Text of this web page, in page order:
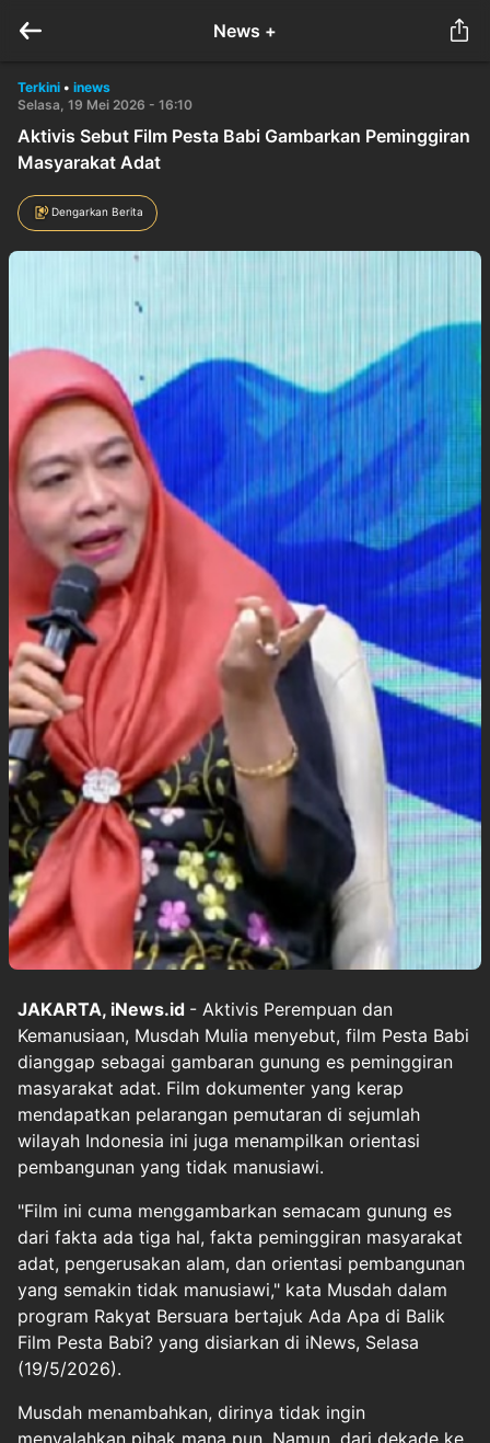
News +
Terkini • inews
Selasa, 19 Mei 2026 - 16:10
Aktivis Sebut Film Pesta Babi Gambarkan Peminggiran
Masyarakat Adat
Dengarkan Berita
JAKARTA, iNews.id - Aktivis Perempuan dan
Kemanusiaan, Musdah Mulia menyebut, film Pesta Babi
dianggap sebagai gambaran gunung es peminggiran
masyarakat adat. Film dokumenter yang kerap
mendapatkan pelarangan pemutaran di sejumlah
wilayah Indonesia ini juga menampilkan orientasi
pembangunan yang tidak manusiawi.
"Film ini cuma menggambarkan semacam gunung es
dari fakta ada tiga hal, fakta peminggiran masyarakat
adat, pengerusakan alam, dan orientasi pembangunan
yang semakin tidak manusiawi," kata Musdah dalam
program Rakyat Bersuara bertajuk Ada Apa di Balik
Film Pesta Babi? yang disiarkan di iNews, Selasa
(19/5/2026).
Musdah menambahkan, dirinya tidak ingin
menyalahkan pihak mana pun. Namun, dari dekade ke